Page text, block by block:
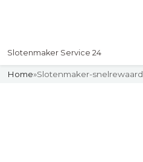
Slotenmaker Service 24
Home»Slotenmaker-snelrewaard